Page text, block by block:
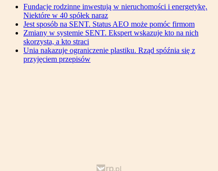
Fundacje rodzinne inwestują w nieruchomości i energetykę.
Niektóre w 40 spółek naraz
Jest sposób na SENT. Status AEO może pomóc firmom
Zmiany w systemie SENT. Ekspert wskazuje kto na nich
skorzysta, a kto straci
Unia nakazuje ograniczenie plastiku. Rząd spóźnia się z
przyjęciem przepisów